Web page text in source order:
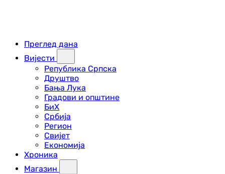
Преглед дана
Вијести
Република Српска
Друштво
Бања Лука
Градови и општине
БиХ
Србија
Регион
Свијет
Економија
Хроника
Магазин